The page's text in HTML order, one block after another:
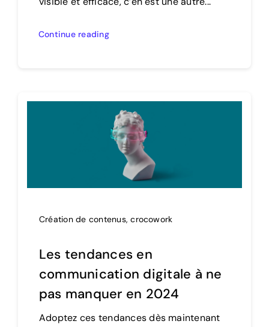
Continue reading
Création de contenus,crocowork
Les tendances en
communication digitale à ne
pas manquer en 2024
Adoptez ces tendances dès maintenant